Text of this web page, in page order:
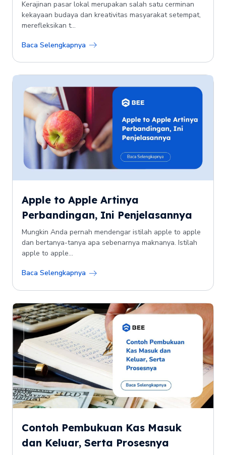
Kerajinan pasar lokal merupakan salah satu cerminan
kekayaan budaya dan kreativitas masyarakat setempat,
merefleksikan t...
Baca Selengkapnya
Apple to Apple Artinya
Perbandingan, Ini Penjelasannya
Mungkin Anda pernah mendengar istilah apple to apple
dan bertanya-tanya apa sebenarnya maknanya. Istilah
apple to apple...
Baca Selengkapnya
Contoh Pembukuan Kas Masuk
dan Keluar, Serta Prosesnya